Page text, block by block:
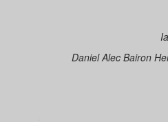
Daniel Alec Bairon